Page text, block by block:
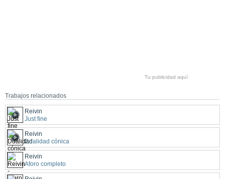
Tu publicidad aquí
Trabajos relacionados
Reivin
Just fine
Reivin
Dualidad cónica
Reivin
Aforo completo